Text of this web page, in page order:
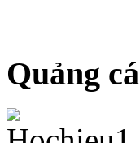
Quảng